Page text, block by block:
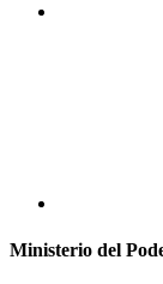
Ministerio del